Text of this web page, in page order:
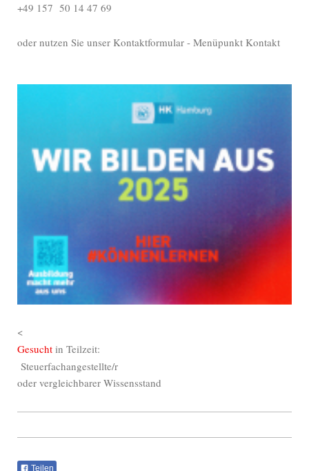
+49 157 50 14 47 69
oder nutzen Sie unser Kontaktformular - Menüpunkt Kontakt
<
Gesucht in Teilzeit:
Steuerfachangestellte/r
oder vergleichbarer Wissensstand
Teilen